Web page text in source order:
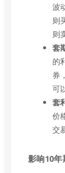
波
则
则
套
的
券
可
套
价
交
影响10